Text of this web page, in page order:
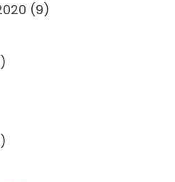
(9)